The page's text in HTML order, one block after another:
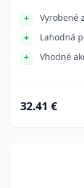
Vyrobené
Lahodná
Vhodné
32.41 €